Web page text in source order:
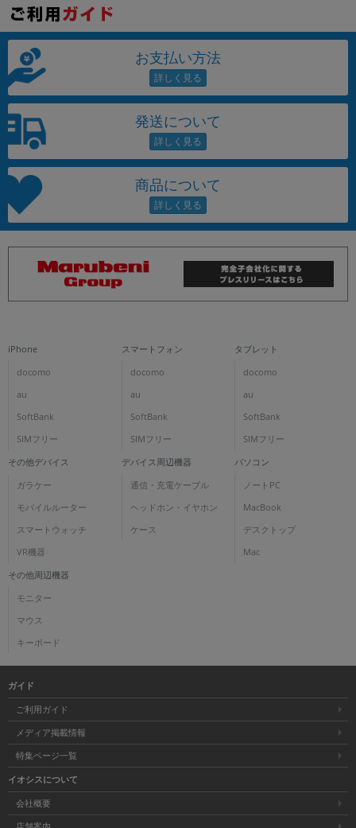
お支払い方法
発送について
商品について
iPhone
docomo
au
SoftBank
SIMフリー
スマートフォン
docomo
au
SoftBank
SIMフリー
タブレット
docomo
au
SoftBank
SIMフリー
その他デバイス
ガラケー
モバイルルーター
スマートウォッチ
VR機器
デバイス周辺機器
通信・充電ケーブル
ヘッドホン・イヤホン
ケース
パソコン
ノートPC
MacBook
デスクトップ
Mac
その他周辺機器
モニター
マウス
キーボード
ガイド
ご利用ガイド
メディア掲載情報
特集ページ一覧
イオシスについて
会社概要